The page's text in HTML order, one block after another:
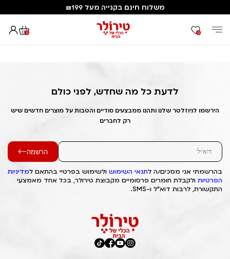
משלוח חינם בקנייה מעל ₪199
0 0
דף הבית Out of Stock Alert 2025/04/10 1744291289
לדעת כל מה שחדש, לפני כולם
הירשמו לניוזלטר שלנו ותהנו ממבצעים סודיים והטבות על מוצרים חדשים שיש
רק לחברים
הרשמה
בהרשמתי אני מסכים/ה לתנאי השימוש ולשימוש בפרטיי בהתאם למדיניות
הפרטיות ולקבלת חומרים פרסומיים מקבוצת טירולר, בכל אחד מאמצעי
התקשורת, לרבות דוא"ל ו-SMS.